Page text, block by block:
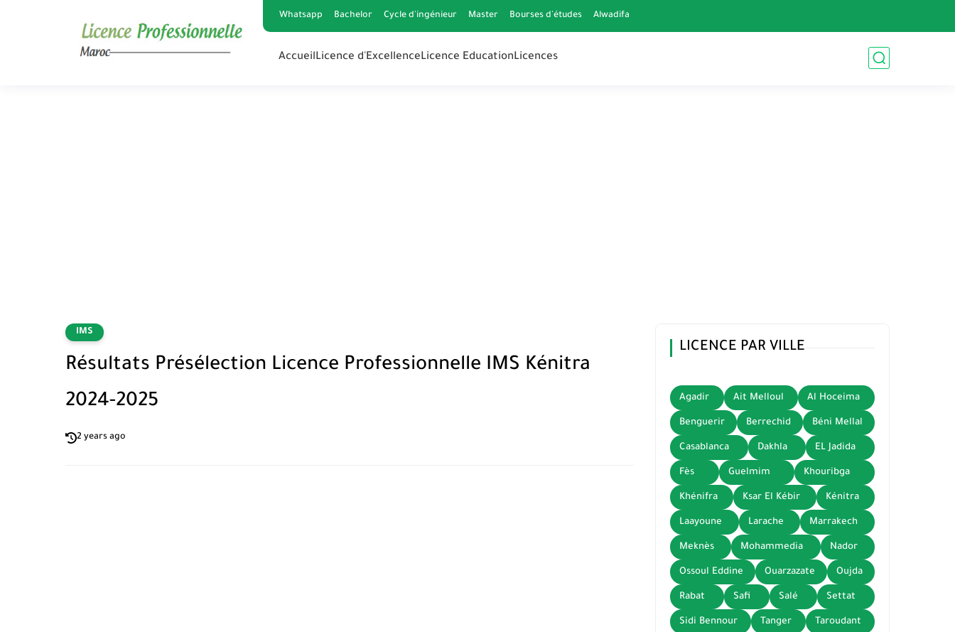
Whatsapp Bachelor Cycle d'ingénieur Master Bourses d'études Alwadifa
AccueilLicence d'ExcellenceLicence EducationLicences
IMS
Résultats Présélection Licence Professionnelle IMS Kénitra
2024-2025
2 years ago
LICENCE PAR VILLE
Agadir Ait Melloul Al Hoceima
Benguerir Berrechid Béni Mellal
Casablanca Dakhla EL Jadida
Fès Guelmim Khouribga
Khénifra Ksar El Kébir Kénitra
Laayoune Larache Marrakech
Meknès Mohammedia Nador
Ossoul Eddine Ouarzazate Oujda
Rabat Safi Salé Settat
Sidi Bennour Tanger Taroudant